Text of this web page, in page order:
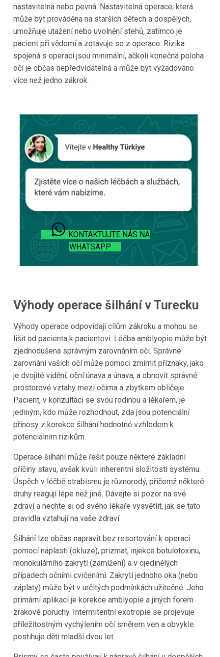
nastavitelná nebo pevná. Nastavitelná operace, která
může být prováděna na starších dětech a dospělých,
umožňuje utažení nebo uvolnění stehů, zatímco je
pacient při vědomí a zotavuje se z operace. Rizika
spojená s operací jsou minimální, ačkoli konečná poloha
očí je občas nepředvídatelná a může být vyžadováno
více než jedno zákrok.
KONTAKTUJTE NÁS NA
WHATSAPP
Výhody operace šilhání v Turecku
Výhody operace odpovídají cílům zákroku a mohou se
lišit od pacienta k pacientovi. Léčba amblyopie může být
zjednodušena správným zarovnáním očí. Správné
zarovnání vašich očí může pomoci zmírnit příznaky, jako
je dvojité vidění, oční únava a únava, a obnovit správné
prostorové vztahy mezi očima a zbytkem obličeje.
Pacient, v konzultaci se svou rodinou a lékařem, je
jediným, kdo může rozhodnout, zda jsou potenciální
přínosy z korekce šilhání hodnotné vzhledem k
potenciálním rizikům.
Operace šilhání může řešit pouze některé základní
příčiny stavu, avšak kvůli inherentní složitosti systému.
Úspěch v léčbě strabismu je různorodý, přičemž některé
druhy reagují lépe než jiné. Dávejte si pozor na své
zdraví a nechte si od svého lékaře vysvětlit, jak se tato
pravidla vztahují na vaše zdraví.
Šilhání lze občas napravit bez resortování k operaci
pomocí náplasti (okluze), prizmat, injekce botulotoxinu,
monokulárního zakrytí (zamlžení) a v ojedinělých
případech očními cvičeními. Zakrytí jednoho oka (nebo
záplaty) může být v určitých podmínkách užitečné. Jeho
primární aplikací je korekce amblyopie a jiných forem
zrakové poruchy. Intermitentní exotropie se projevuje
příležitostným vychýlením očí směrem ven a obvykle
postihuje děti mladší dvou let.